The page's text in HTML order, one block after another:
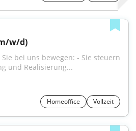
w/d)
Sie bei uns bewegen: - Sie steuern
und Realisierung...
Homeoffice Vollzeit